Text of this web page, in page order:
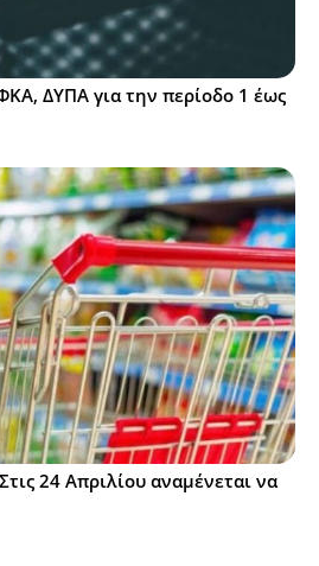
ΔΥΠΑ για την περίοδο 1 έως
24 Απριλίου αναμένεται να